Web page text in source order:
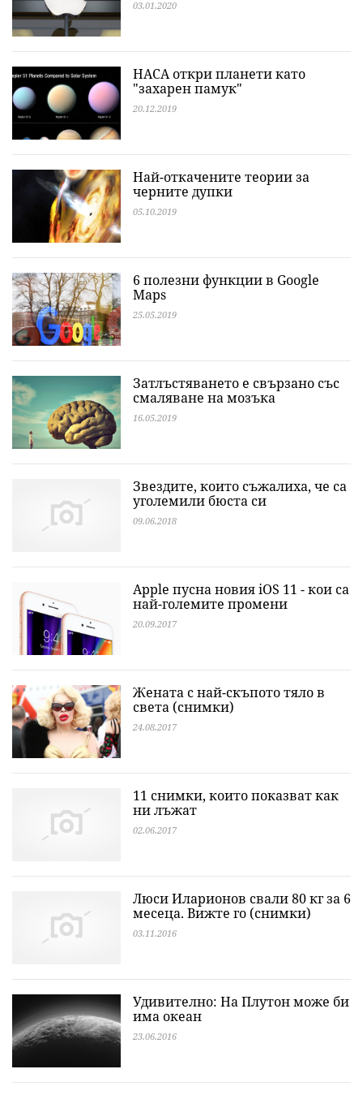
03.01.2020
НАСА откри планети като
"захарен памук"
20.12.2019
Най-откачените теории за
черните дупки
05.10.2019
6 полезни функции в Google
Maps
25.05.2019
Затлъстяването е свързано със
смаляване на мозъка
16.05.2019
Звездите, които съжалиха, че са
уголемили бюста си
09.06.2018
Apple пусна новия iOS 11 - кои са
най-големите промени
20.09.2017
Жената с най-скъпото тяло в
света (снимки)
24.08.2017
11 снимки, които показват как
ни лъжат
02.06.2017
Люси Иларионов свали 80 кг за 6
месеца. Вижте го (снимки)
03.11.2016
Удивително: На Плутон може би
има океан
23.06.2016